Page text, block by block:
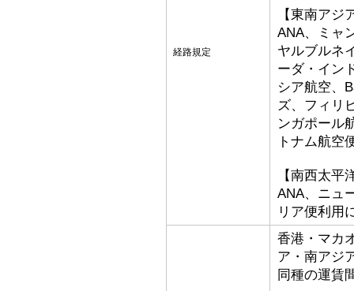
経路規定
【東南アジ
ANA、ミャ
ヤルブルネ
ーダ・イン
シア航空、
ズ、フィリ
ンガポール
トナム航空
【南西太平
ANA、ニュ
リア便利用
香港・マカ
ア・南アジ
同種の運賃